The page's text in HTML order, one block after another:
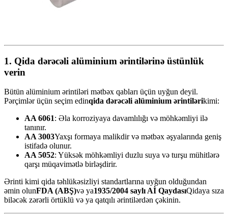
1. Qida dərəcəli alüminium ərintilərinə üstünlük
verin
Bütün alüminium ərintiləri mətbəx qabları üçün uyğun deyil.
Pərçimlər üçün seçim edinqida dərəcəli alüminium ərintilərikimi:
AA 6061: Əla korroziyaya davamlılığı və möhkəmliyi ilə
tanınır.
AA 3003Yaxşı formaya malikdir və mətbəx əşyalarında geniş
istifadə olunur.
AA 5052: Yüksək möhkəmliyi duzlu suya və turşu mühitlərə
qarşı müqavimətlə birləşdirir.
Ərinti kimi qida təhlükəsizliyi standartlarına uyğun olduğundan
əmin olunFDA (ABŞ)və ya1935/2004 saylı Aİ QaydasıQidaya sıza
biləcək zərərli örtüklü və ya qatqılı ərintilərdən çəkinin.